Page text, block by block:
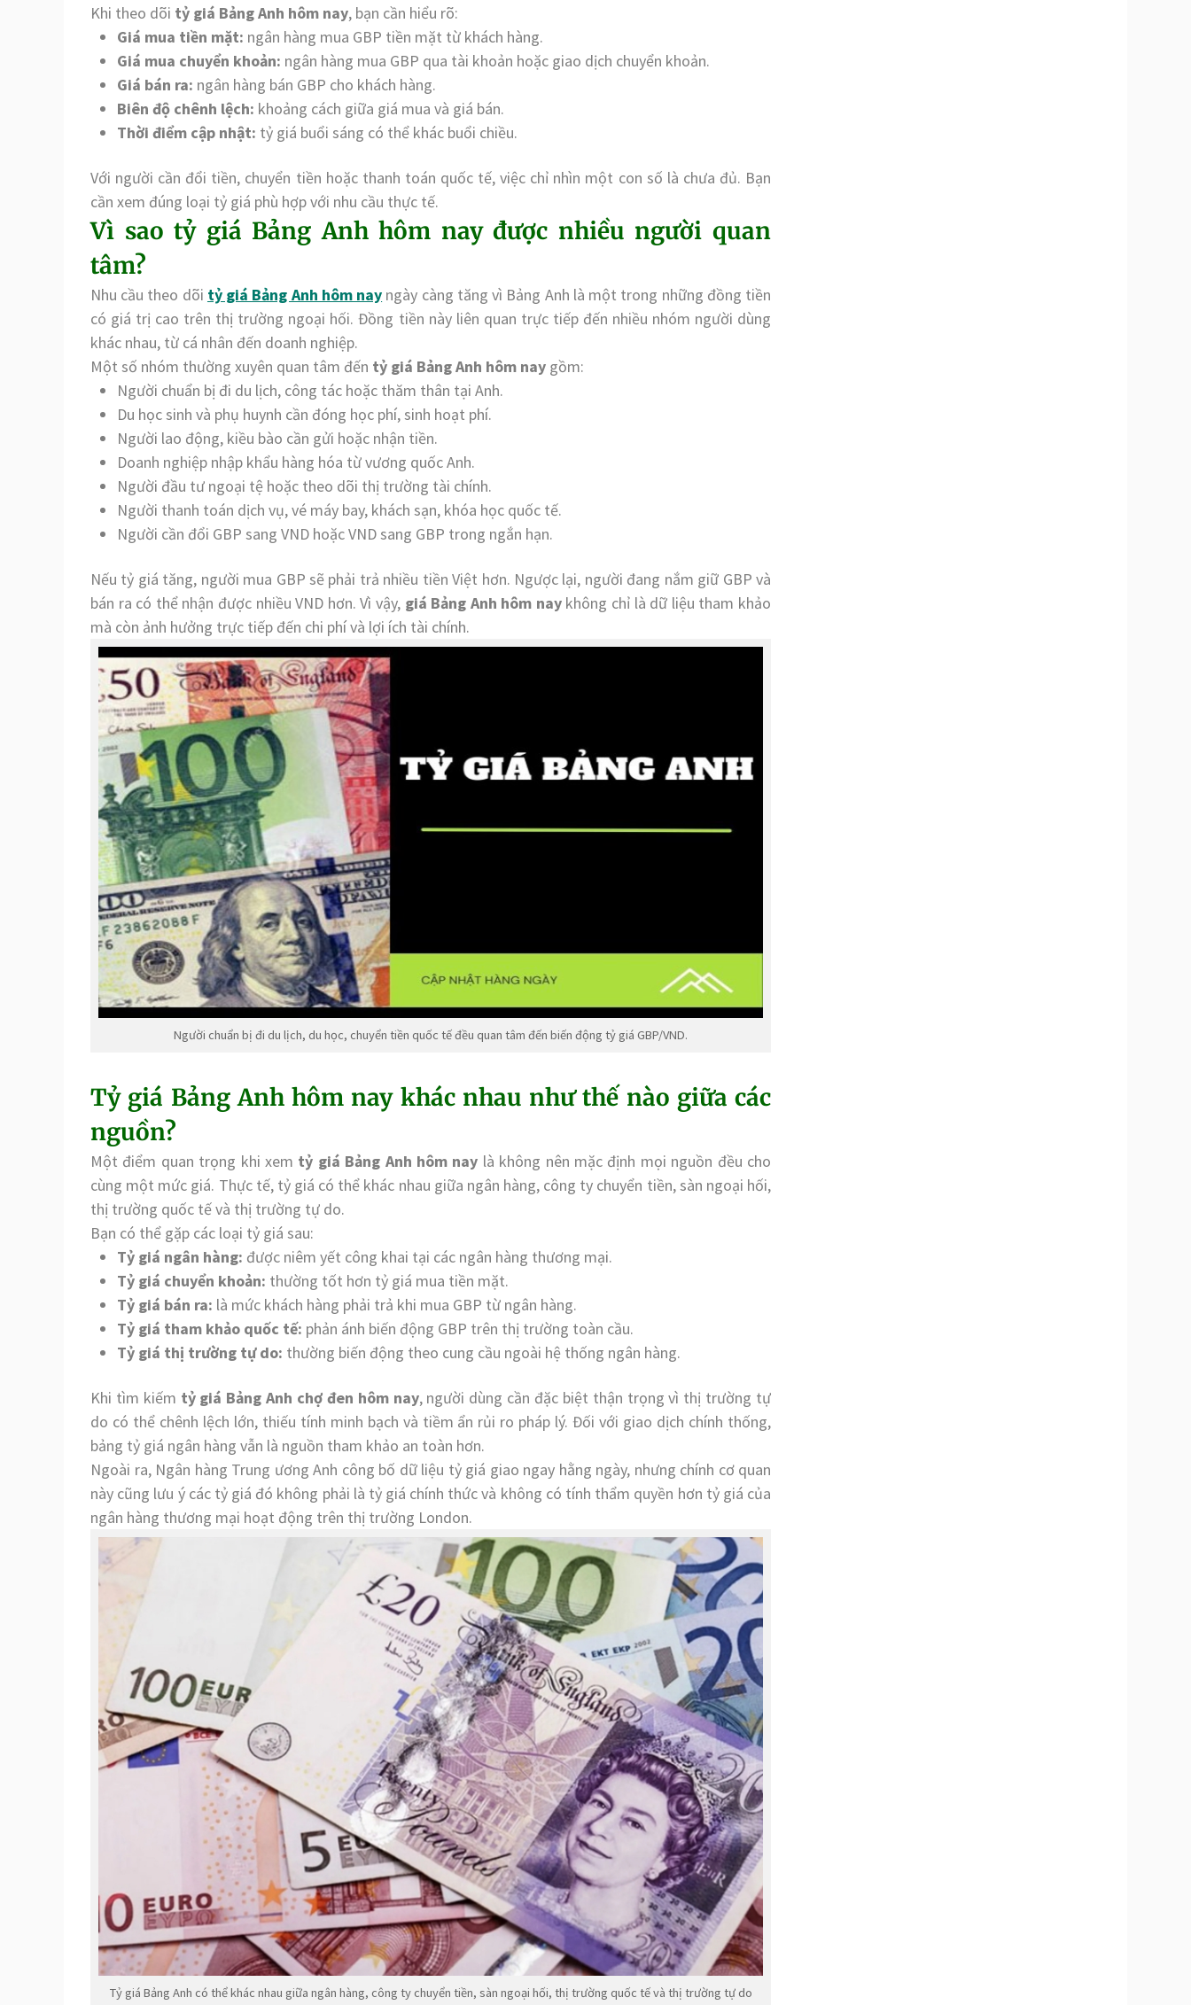
Khi theo dõi tỷ giá Bảng Anh hôm nay, bạn cần hiểu rõ:
Giá mua tiền mặt: ngân hàng mua GBP tiền mặt từ khách hàng.
Giá mua chuyển khoản: ngân hàng mua GBP qua tài khoản hoặc giao dịch chuyển khoản.
Giá bán ra: ngân hàng bán GBP cho khách hàng.
Biên độ chênh lệch: khoảng cách giữa giá mua và giá bán.
Thời điểm cập nhật: tỷ giá buổi sáng có thể khác buổi chiều.
Với người cần đổi tiền, chuyển tiền hoặc thanh toán quốc tế, việc chỉ nhìn một con số là chưa đủ. Bạn
cần xem đúng loại tỷ giá phù hợp với nhu cầu thực tế.
Vì sao tỷ giá Bảng Anh hôm nay được nhiều người quan
tâm?
Nhu cầu theo dõi tỷ giá Bảng Anh hôm nay ngày càng tăng vì Bảng Anh là một trong những đồng tiền
có giá trị cao trên thị trường ngoại hối. Đồng tiền này liên quan trực tiếp đến nhiều nhóm người dùng
khác nhau, từ cá nhân đến doanh nghiệp.
Một số nhóm thường xuyên quan tâm đến tỷ giá Bảng Anh hôm nay gồm:
Người chuẩn bị đi du lịch, công tác hoặc thăm thân tại Anh.
Du học sinh và phụ huynh cần đóng học phí, sinh hoạt phí.
Người lao động, kiều bào cần gửi hoặc nhận tiền.
Doanh nghiệp nhập khẩu hàng hóa từ vương quốc Anh.
Người đầu tư ngoại tệ hoặc theo dõi thị trường tài chính.
Người thanh toán dịch vụ, vé máy bay, khách sạn, khóa học quốc tế.
Người cần đổi GBP sang VND hoặc VND sang GBP trong ngắn hạn.
Nếu tỷ giá tăng, người mua GBP sẽ phải trả nhiều tiền Việt hơn. Ngược lại, người đang nắm giữ GBP và
bán ra có thể nhận được nhiều VND hơn. Vì vậy, giá Bảng Anh hôm naykhông chỉ là dữ liệu tham khảo
mà còn ảnh hưởng trực tiếp đến chi phí và lợi ích tài chính.
Người chuẩn bị đi du lịch, du học, chuyển tiền quốc tế đều quan tâm đến biến động tỷ giá GBP/VND.
Tỷ giá Bảng Anh hôm nay khác nhau như thế nào giữa các
nguồn?
Một điểm quan trọng khi xem tỷ giá Bảng Anh hôm nay là không nên mặc định mọi nguồn đều cho
cùng một mức giá. Thực tế, tỷ giá có thể khác nhau giữa ngân hàng, công ty chuyển tiền, sàn ngoại hối,
thị trường quốc tế và thị trường tự do.
Bạn có thể gặp các loại tỷ giá sau:
Tỷ giá ngân hàng: được niêm yết công khai tại các ngân hàng thương mại.
Tỷ giá chuyển khoản: thường tốt hơn tỷ giá mua tiền mặt.
Tỷ giá bán ra: là mức khách hàng phải trả khi mua GBP từ ngân hàng.
Tỷ giá tham khảo quốc tế: phản ánh biến động GBP trên thị trường toàn cầu.
Tỷ giá thị trường tự do: thường biến động theo cung cầu ngoài hệ thống ngân hàng.
Khi tìm kiếm tỷ giá Bảng Anh chợ đen hôm nay, người dùng cần đặc biệt thận trọng vì thị trường tự
do có thể chênh lệch lớn, thiếu tính minh bạch và tiềm ẩn rủi ro pháp lý. Đối với giao dịch chính thống,
bảng tỷ giá ngân hàng vẫn là nguồn tham khảo an toàn hơn.
Ngoài ra, Ngân hàng Trung ương Anh công bố dữ liệu tỷ giá giao ngay hằng ngày, nhưng chính cơ quan
này cũng lưu ý các tỷ giá đó không phải là tỷ giá chính thức và không có tính thẩm quyền hơn tỷ giá của
ngân hàng thương mại hoạt động trên thị trường London.
Tỷ giá Bảng Anh có thể khác nhau giữa ngân hàng, công ty chuyển tiền, sàn ngoại hối, thị trường quốc tế và thị trường tự do